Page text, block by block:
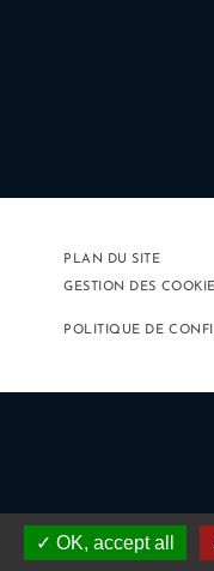
PLAN DU SITE
GESTION DES
POLITIQUE DE
OK, accept all